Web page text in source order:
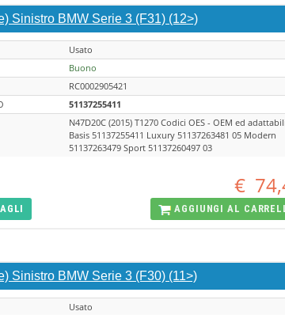
Sinistro BMW Serie 3 (F31) (12>)
Usato
Buono
RC0002905421
51137255411
N47D20C (2015) T1270 Codici OES - OEM ed adattabili
Basis 51137255411 Luxury 51137263481 05 Modern
51137263479 Sport 51137260497 03
€
AGGIUNGI AL
Sinistro BMW Serie 3 (F30) (11>)
Usato